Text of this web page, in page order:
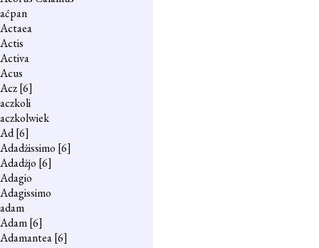
aćpan
Actaea
Actis
Activa
Acus
Acz[6]
aczkoli
aczkolwiek
Ad[6]
Adadżissimo [6]
Adadżjo [6]
Adagio
Adagissimo
adam
Adam[6]
Adamantea[6]